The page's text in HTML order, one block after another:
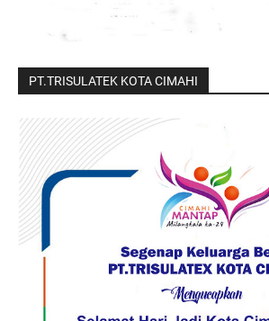
PT.TRISULATEK KOTA CIMAHI